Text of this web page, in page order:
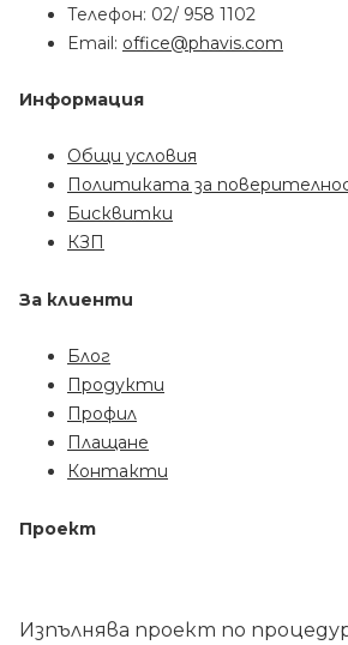
Телефон: 02/ 958 1102
Email: office@phavis.com
Информация
Общи условия
Политиката за
Бисквитки
КЗП
За клиенти
Блог
Продукти
Профил
Плащане
Контакти
Проект
Изпълнява проект по